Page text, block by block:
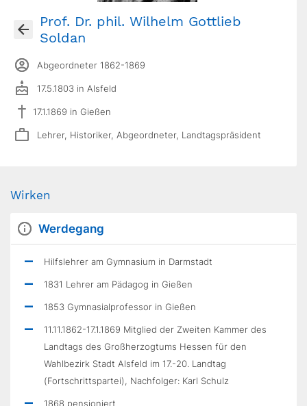
Prof. Dr. phil. Wilhelm Gottlieb
Soldan
Abgeordneter 1862-1869
17.5.1803 in Alsfeld
17.1.1869 in Gießen
Lehrer, Historiker, Abgeordneter, Landtagspräsident
Wirken
Werdegang
Hilfslehrer am Gymnasium in Darmstadt
1831 Lehrer am Pädagog in Gießen
1853 Gymnasialprofessor in Gießen
11.11.1862-17.1.1869 Mitglied der Zweiten Kammer des
Landtags des Großherzogtums Hessen für den
Wahlbezirk Stadt Alsfeld im 17.-20. Landtag
(Fortschrittspartei), Nachfolger: Karl Schulz
1868 pensioniert